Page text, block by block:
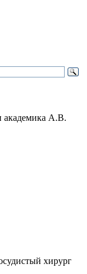
академика А.В.
хирург